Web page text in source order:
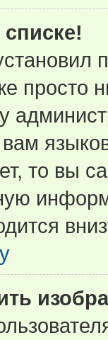
просто
то вы